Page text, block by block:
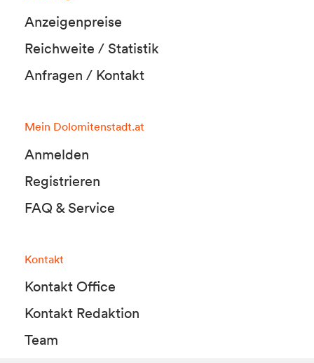
Anzeigenpreise
Reichweite / Statistik
Anfragen / Kontakt
Mein Dolomitenstadt.at
Anmelden
Registrieren
FAQ & Service
Kontakt
Kontakt Office
Kontakt Redaktion
Team